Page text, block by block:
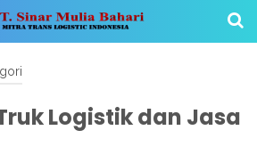
Logistik dan Jasa